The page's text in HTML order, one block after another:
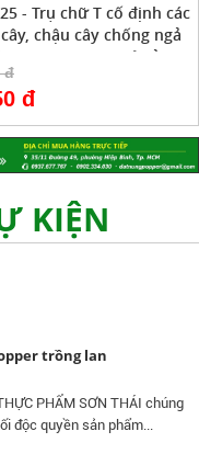
- Trụ chữ T cố định các
chậu cây chống ngả
( xem trong mô tả )
đ
đ
KIỆN
Là Gì Và Vì Sao Nên
Aquaponics -
PHẨM SƠN THÁI chúng
độc quyền sản phẩm...